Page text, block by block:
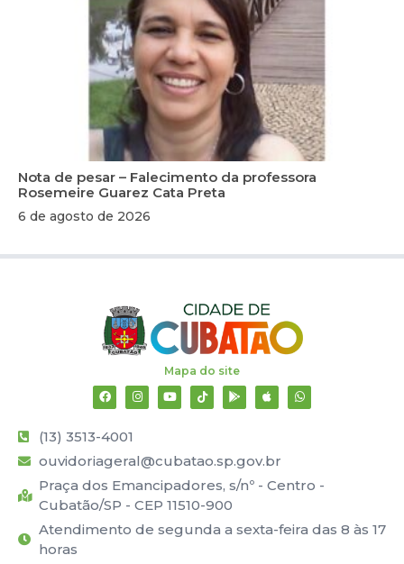
Nota de pesar – Falecimento da professora
Rosemeire Guarez Cata Preta
6 de agosto de 2026
Mapa do site
(13) 3513-4001
ouvidoriageral@cubatao.sp.gov.br
Praça dos Emancipadores, s/nº - Centro -
Cubatão/SP - CEP 11510-900
Atendimento de segunda a sexta-feira das 8 às 17
horas